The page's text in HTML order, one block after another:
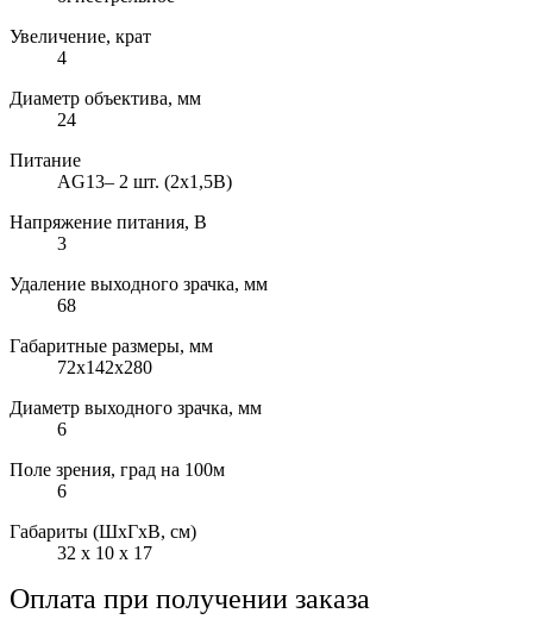
Увеличение, крат
4
Диаметр объектива, мм
24
Питание
AG13– 2 шт. (2х1,5В)
Напряжение питания, В
3
Удаление выходного зрачка, мм
68
Габаритные размеры, мм
72х142х280
Диаметр выходного зрачка, мм
6
Поле зрения, град на 100м
6
Габариты (ШxГxВ, см)
32 x 10 x 17
Оплата при получении заказа